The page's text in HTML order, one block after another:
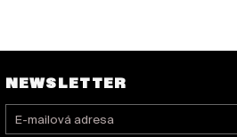
NEWSLETTER